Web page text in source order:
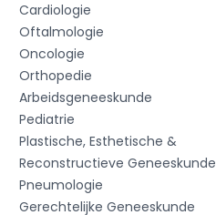
Cardiologie
Oftalmologie
Oncologie
Orthopedie
Arbeidsgeneeskunde
Pediatrie
Plastische, Esthetische &
Reconstructieve Geneeskunde
Pneumologie
Gerechtelijke Geneeskunde